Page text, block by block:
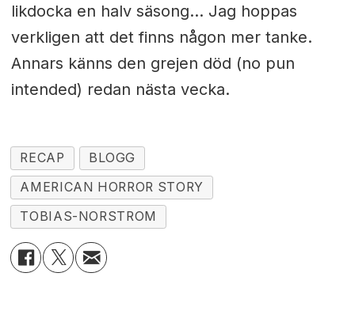
likdocka en halv säsong... Jag hoppas
verkligen att det finns någon mer tanke.
Annars känns den grejen död (no pun
intended) redan nästa vecka.
RECAP
BLOGG
AMERICAN HORROR STORY
TOBIAS-NORSTROM